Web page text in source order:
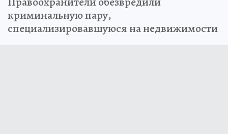
криминальную пару,
специализировавшуюся на недвижимости